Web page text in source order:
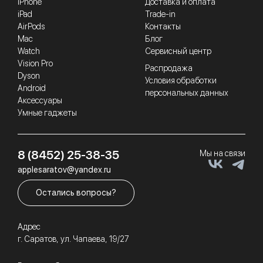
iPad
AirPods
Mac
Watch
Vision Pro
Dyson
Android
Аксессуары
Умные гаджеты
Trade-in
Контакты
Блог
Сервисный центр
Распродажа
Условия обработки
персональных данных
8 (8452) 25-38-35
applesaratov@yandex.ru
Остались вопросы?
Адрес
г. Саратов, ул. Чапаева, 19/27
Мы на связи